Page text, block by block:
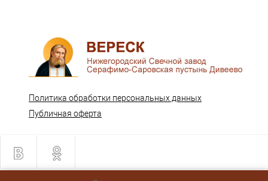
Политика обработки персональных данных
Публичная оферта